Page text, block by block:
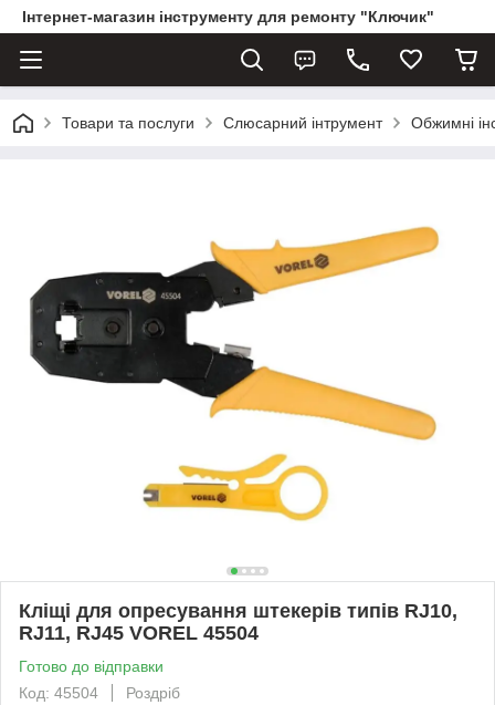
Інтернет-магазин інструменту для ремонту "Ключик"
Товари та послуги Слюсарний інтрумент Обжимні
Кліщі для опресування штекерів типів RJ10,
RJ11, RJ45 VOREL 45504
Готово до відправки
Код: 45504
Роздріб